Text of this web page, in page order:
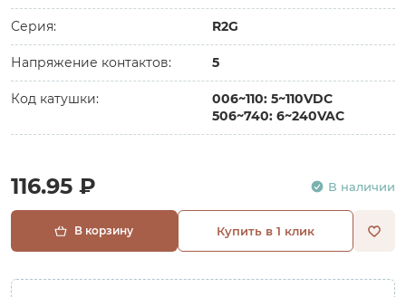
Серия: R2G
Напряжение контактов: 5
Код катушки:
006~110: 5~110VDC
506~740: 6~240VAC
116.95 ₽ В наличии
В корзину Купить в 1 клик